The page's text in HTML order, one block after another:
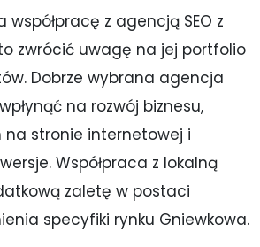
z agencją SEO z
zwrócić uwagę na jej portfolio
Dobrze wybrana agencja
na rozwój biznesu,
na stronie internetowej i
Współpraca z lokalną
zaletę w postaci
specyfiki rynku Gniewkowa.